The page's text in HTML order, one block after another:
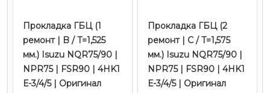
Прокладка ГБЦ (1
ремонт | B / T=1,525
мм.) Isuzu NQR75/90 |
NPR75 | FSR90 | 4HK1
Е-3/4/5 | Оригинал
Прокладка ГБЦ (2
ремонт | С / T=1,575
мм.) Isuzu NQR75/90 |
NPR75 | FSR90 | 4HK1
Е-3/4/5 | Оригинал